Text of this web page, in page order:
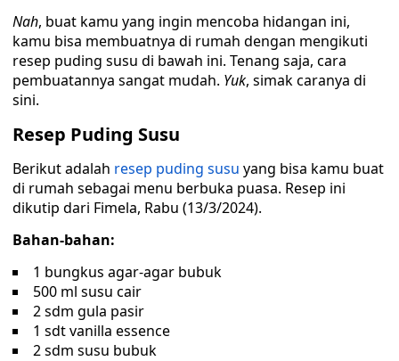
Nah, buat kamu yang ingin mencoba hidangan ini,
kamu bisa membuatnya di rumah dengan mengikuti
resep puding susu di bawah ini. Tenang saja, cara
pembuatannya sangat mudah. Yuk, simak caranya di
sini.
Resep Puding Susu
Berikut adalah resep puding susu yang bisa kamu buat
di rumah sebagai menu berbuka puasa. Resep ini
dikutip dari Fimela, Rabu (13/3/2024).
Bahan-bahan:
1 bungkus agar-agar bubuk
500 ml susu cair
2 sdm gula pasir
1 sdt vanilla essence
2 sdm susu bubuk